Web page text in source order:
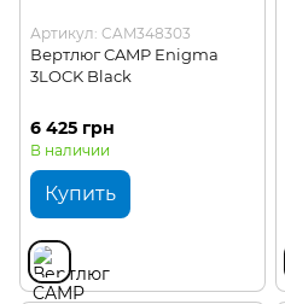
Артикул: CAM348303
Вертлюг CAMP Enigma
3LOCK Black
6 425 грн
В наличии
Купить